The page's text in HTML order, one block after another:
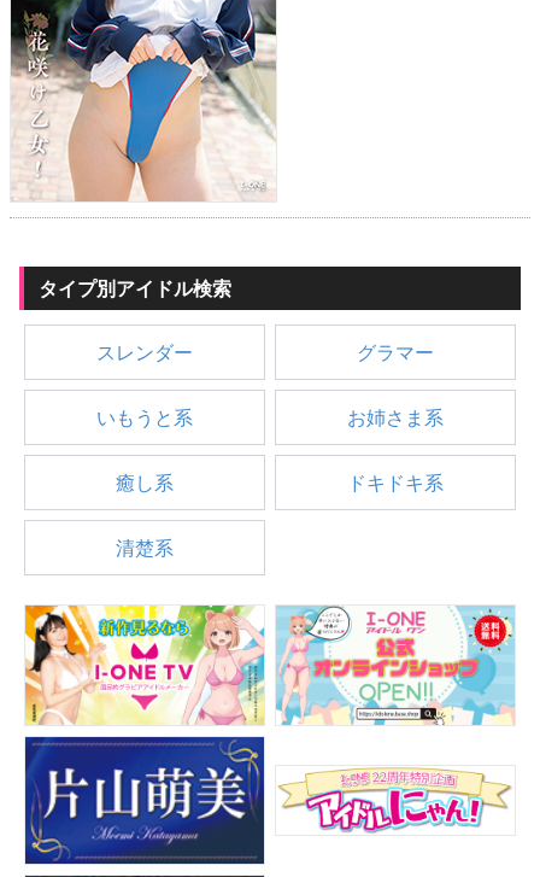
▶お問い合わせフォーム
タイプ別アイドル検索
スレンダー グラマー
いもうと系 お姉さま系
癒し系 ドキドキ系
清楚系